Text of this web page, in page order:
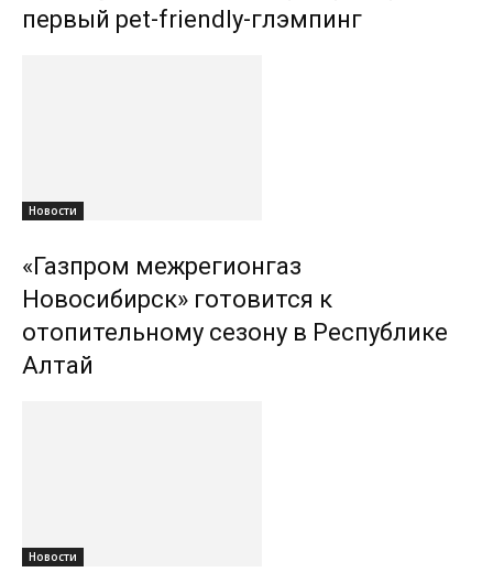
первый pet-friendly-глэмпинг
Новости
«Газпром межрегионгаз
Новосибирск» готовится к
отопительному сезону в Республике
Алтай
Новости